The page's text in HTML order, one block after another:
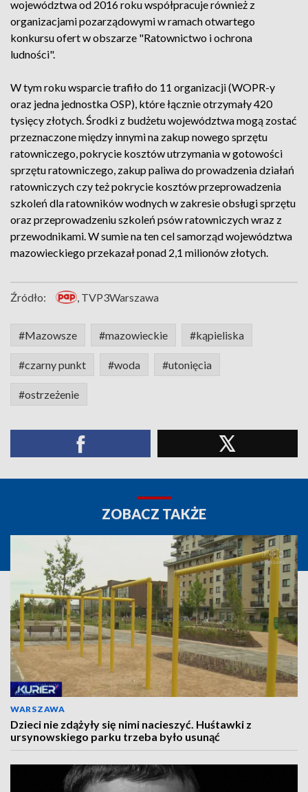
województwa od 2016 roku współpracuje również z
organizacjami pozarządowymi w ramach otwartego
konkursu ofert w obszarze "Ratownictwo i ochrona
ludności".
W tym roku wsparcie trafiło do 11 organizacji (WOPR-y
oraz jedna jednostka OSP), które łącznie otrzymały 420
tysięcy złotych. Środki z budżetu województwa mogą zostać
przeznaczone między innymi na zakup nowego sprzętu
ratowniczego, pokrycie kosztów utrzymania w gotowości
sprzętu ratowniczego, zakup paliwa do prowadzenia działań
ratowniczych czy też pokrycie kosztów przeprowadzenia
szkoleń dla ratowników wodnych w zakresie obsługi sprzętu
oraz przeprowadzeniu szkoleń psów ratowniczych wraz z
przewodnikami. W sumie na ten cel samorząd województwa
mazowieckiego przekazał ponad 2,1 milionów złotych.
Źródło: , TVP3Warszawa
#Mazowsze #mazowieckie #kąpieliska
#czarny punkt #woda #utonięcia
#ostrzeżenie
ZOBACZ TAKŻE
WARSZAWA
Dzieci nie zdążyły się nimi nacieszyć. Huśtawki z
ursynowskiego parku trzeba było usunąć